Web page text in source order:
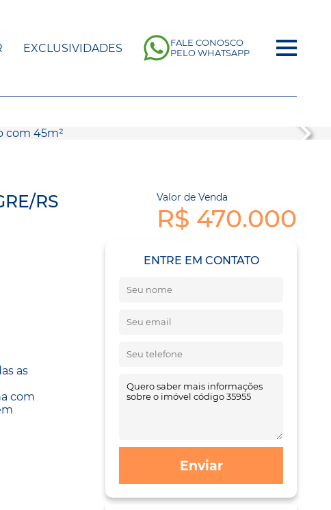
EXCLUSIVIDADES
FALE CONOSCO
PELO WHATSAPP
RS Valor de Venda
R$ 470.000
as
com
ENTRE EM CONTATO
Enviar